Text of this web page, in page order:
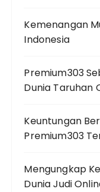
Kemenangan
Indonesia
Premium303
Dunia Taruhan
Keuntungan
Premium303
Mengungkap
Dunia Judi